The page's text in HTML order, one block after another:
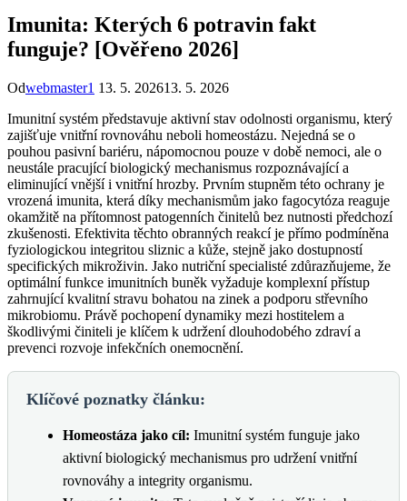
Imunita: Kterých 6 potravin fakt
funguje? [Ověřeno 2026]
Odwebmaster1 13. 5. 202613. 5. 2026
Imunitní systém představuje aktivní stav odolnosti organismu, který
zajišťuje vnitřní rovnováhu neboli homeostázu. Nejedná se o
pouhou pasivní bariéru, nápomocnou pouze v době nemoci, ale o
neustále pracující biologický mechanismus rozpoznávající a
eliminující vnější i vnitřní hrozby. Prvním stupněm této ochrany je
vrozená imunita, která díky mechanismům jako fagocytóza reaguje
okamžitě na přítomnost patogenních činitelů bez nutnosti předchozí
zkušenosti. Efektivita těchto obranných reakcí je přímo podmíněna
fyziologickou integritou sliznic a kůže, stejně jako dostupností
specifických mikroživin. Jako nutriční specialisté zdůrazňujeme, že
optimální funkce imunitních buněk vyžaduje komplexní přístup
zahrnující kvalitní stravu bohatou na zinek a podporu střevního
mikrobiomu. Právě pochopení dynamiky mezi hostitelem a
škodlivými činiteli je klíčem k udržení dlouhodobého zdraví a
prevenci rozvoje infekčních onemocnění.
Klíčové poznatky článku:
Homeostáza jako cíl: Imunitní systém funguje jako
aktivní biologický mechanismus pro udržení vnitřní
rovnováhy a integrity organismu.